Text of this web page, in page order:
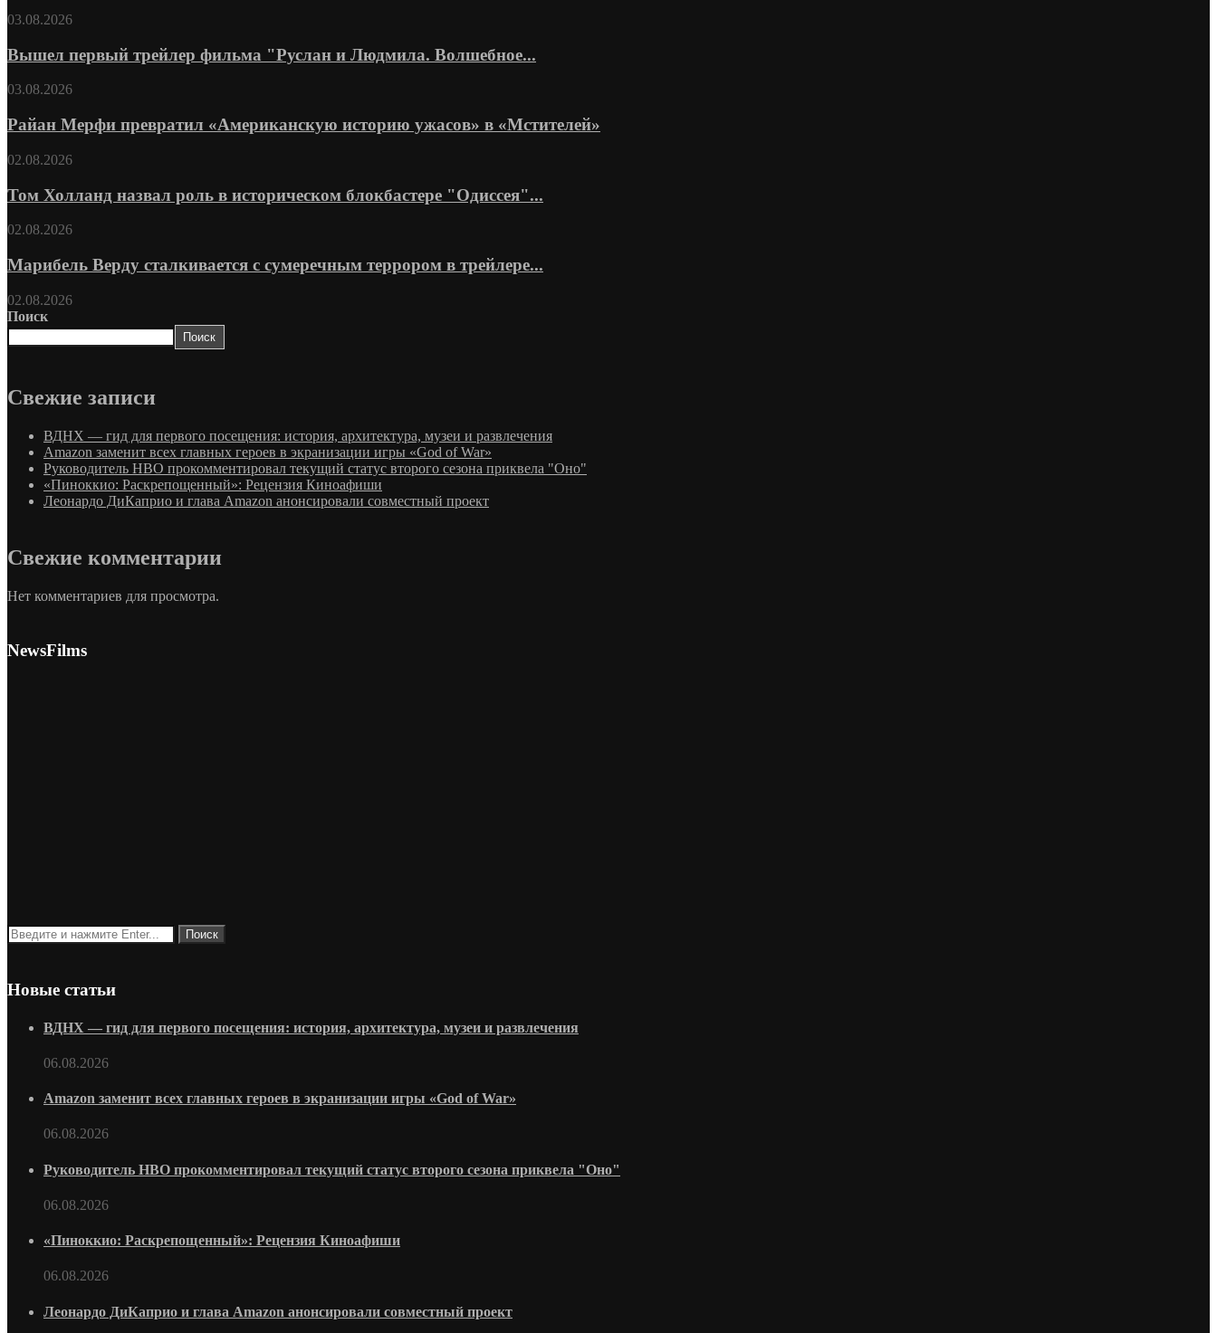
03.08.2026
Вышел первый трейлер фильма "Руслан и Людмила. Волшебное...
03.08.2026
Райан Мерфи превратил «Американскую историю ужасов» в «Мстителей»
02.08.2026
Том Холланд назвал роль в историческом блокбастере "Одиссея"...
02.08.2026
Марибель Верду сталкивается с сумеречным террором в трейлере...
02.08.2026
Поиск
Поиск
Свежие записи
ВДНХ — гид для первого посещения: история, архитектура, музеи и развлечения
Amazon заменит всех главных героев в экранизации игры «God of War»
Руководитель HBO прокомментировал текущий статус второго сезона приквела "Оно"
«Пиноккио: Раскрепощенный»: Рецензия Киноафиши
Леонардо ДиКаприо и глава Amazon анонсировали совместный проект
Свежие комментарии
Нет комментариев для просмотра.
NewsFilms
Новые статьи
ВДНХ — гид для первого посещения: история, архитектура, музеи и развлечения
06.08.2026
Amazon заменит всех главных героев в экранизации игры «God of War»
06.08.2026
Руководитель HBO прокомментировал текущий статус второго сезона приквела "Оно"
06.08.2026
«Пиноккио: Раскрепощенный»: Рецензия Киноафиши
06.08.2026
Леонардо ДиКаприо и глава Amazon анонсировали совместный проект